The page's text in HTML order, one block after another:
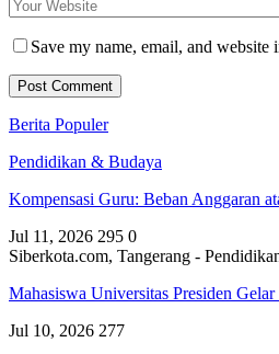
Save my name, email, and
Berita Populer
Pendidikan & Budaya
Kompensasi Guru: Beban Anggaran
Jul 11, 2026 295 0
Siberkota.com, Tangerang -
Mahasiswa Universitas Presiden
Jul 10, 2026 277